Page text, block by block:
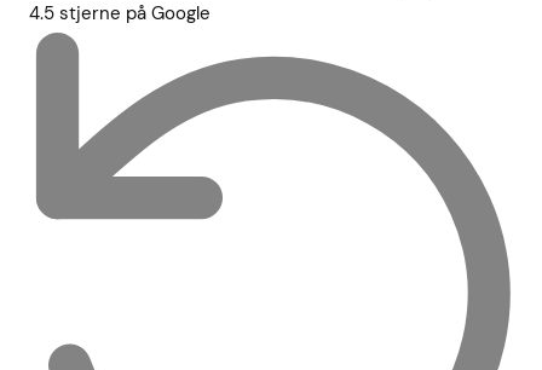
4.5 stjerne på Google